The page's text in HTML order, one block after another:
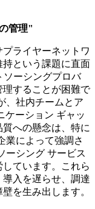
管理"
ライヤーネットワ
という課題に直面
ソーシングプロバ
することが困難で
、社内チームとア
ケーション ギャッ
への懸念は、特に
業によって強調さ
ーシング サービス
ています。これら
入を遅らせ、調達
を生み出します。